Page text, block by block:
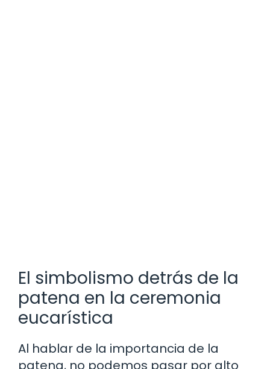
El simbolismo detrás de la
patena en la ceremonia
eucarística
Al hablar de la importancia de la
patena, no podemos pasar por alto